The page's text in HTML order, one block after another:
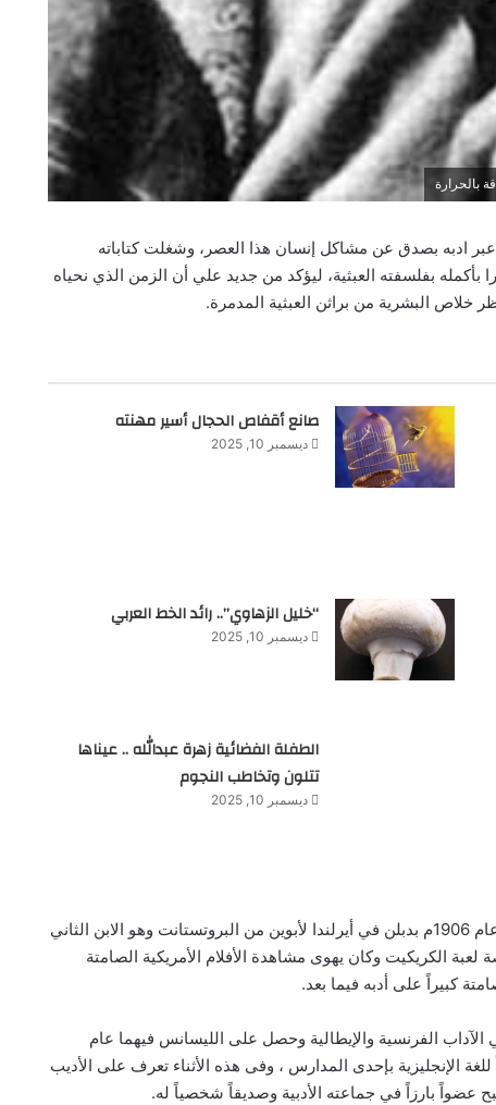
بالحرارة
ادبه بصدق عن مشاكل إنسان هذا العصر، وشغلت كتاباته
بفلسفته العبثية، ليؤكد من جديد علي أن الزمن الذي نحياه
البشرية من براثن العبثية المدمرة.
صانع أقفاص الحجال أسير مهنته
ديسمبر 10, 2025
“خليل الزهاوي”.. رائد الخط العربي
ديسمبر 10, 2025
الطفلة الفضائية زهرة عبدالله .. عيناها
تتلون وتخاطب النجوم
ديسمبر 10, 2025
ولد الكاتب الايرلندي صمويل بار كلى بكيت في 13 أبريل من عام 1906م بدبلن في أيرلندا لأبوين من البروتستانت وهو الابن الثاني
الكريكيت وكان يهوى مشاهدة الأفلام الأمريكية الصامتة
كبيراً على أدبه فيما بعد.
بدبلن في عام 1923م وتخصص في الآداب الفرنسية والإيطالية وحصل على الليسانس فيهما عام
عمل أستاذاً للغة الإنجليزية بإحدى المدارس ، وفى هذه الأثناء تعرف على الأديب
بارزاً في جماعته الأدبية وصديقاً شخصياً له.